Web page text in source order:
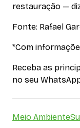
restauração —
Fonte: Rafael
*Com
Receba as
no seu
Meio Ambiente